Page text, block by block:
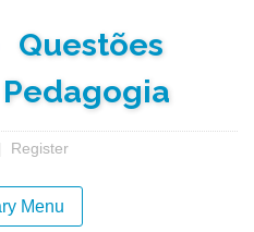
Questões
Register
Menu